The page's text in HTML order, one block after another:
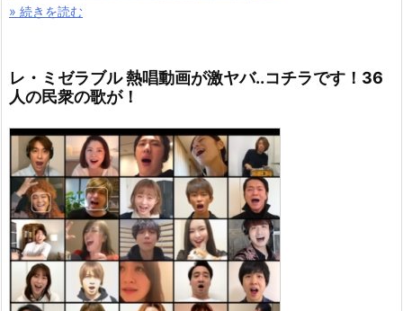
» 続きを読む
レ・ミゼラブル 熱唱動画が激ヤバ..コチラです！36
人の民衆の歌が！